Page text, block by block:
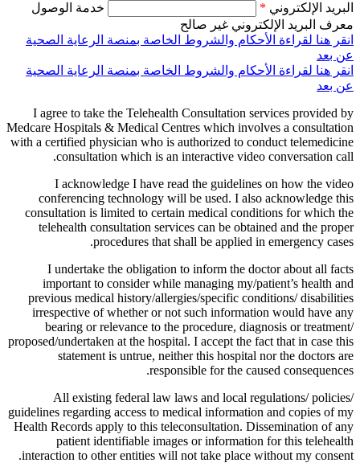
البريد الإلكتروني *
خدمة الوصول
معرف البريد الإلكتروني غير صالح
انقر هنا لقراءة الأحكام والشروط الخاصة بمنصة الرعاية الصحية
عن بعد
انقر هنا لقراءة الأحكام والشروط الخاصة بمنصة الرعاية الصحية
عن بعد
I agree to take the Telehealth Consultation services provided by
Medcare Hospitals & Medical Centres which involves a consultation
with a certified physician who is authorized to conduct telemedicine
consultation which is an interactive video conversation call.
I acknowledge I have read the guidelines on how the video
conferencing technology will be used. I also acknowledge this
consultation is limited to certain medical conditions for which the
telehealth consultation services can be obtained and the proper
procedures that shall be applied in emergency cases.
I undertake the obligation to inform the doctor about all facts
important to consider while managing my/patient’s health and
previous medical history/allergies/specific conditions/ disabilities
irrespective of whether or not such information would have any
bearing or relevance to the procedure, diagnosis or treatment/
proposed/undertaken at the hospital. I accept the fact that in case this
statement is untrue, neither this hospital nor the doctors are
responsible for the caused consequences.
All existing federal law laws and local regulations/ policies/
guidelines regarding access to medical information and copies of my
Health Records apply to this teleconsultation. Dissemination of any
patient identifiable images or information for this telehealth
interaction to other entities will not take place without my consent.